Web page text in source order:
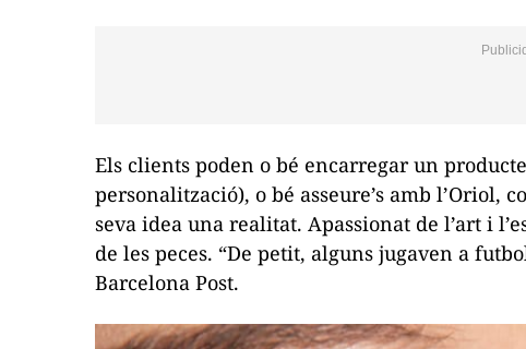
Els clients poden o bé encarregar un
personalització), o bé asseure’s amb
seva idea una realitat. Apassionat de l’art i
de les peces. “De petit, alguns jugaven a
Barcelona Post.